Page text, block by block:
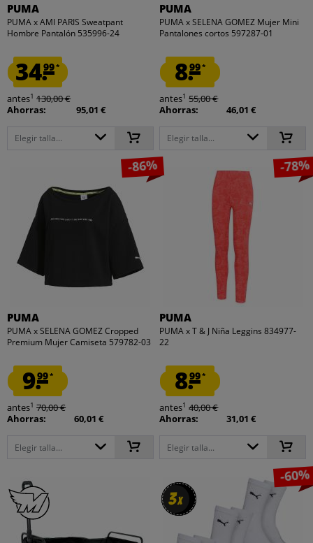
PUMA
PUMA x AMI PARIS Sweatpant
Hombre Pantalón 535996-24
34.99*
antes1 130,00 €
Ahorras:
95,01 €
Elegir talla...
PUMA
PUMA x SELENA GOMEZ Mujer Mini
Pantalones cortos 597287-01
8.99*
antes1 55,00 €
Ahorras:
46,01 €
Elegir talla...
-86%
PUMA
PUMA x SELENA GOMEZ Cropped
Premium Mujer Camiseta 579782-03
9.99*
antes1 70,00 €
Ahorras:
60,01 €
Elegir talla...
-78%
PUMA
PUMA x T & J Niña Leggins 834977-
22
8.99*
antes1 40,00 €
Ahorras:
31,01 €
Elegir talla...
3x
3x
-60%